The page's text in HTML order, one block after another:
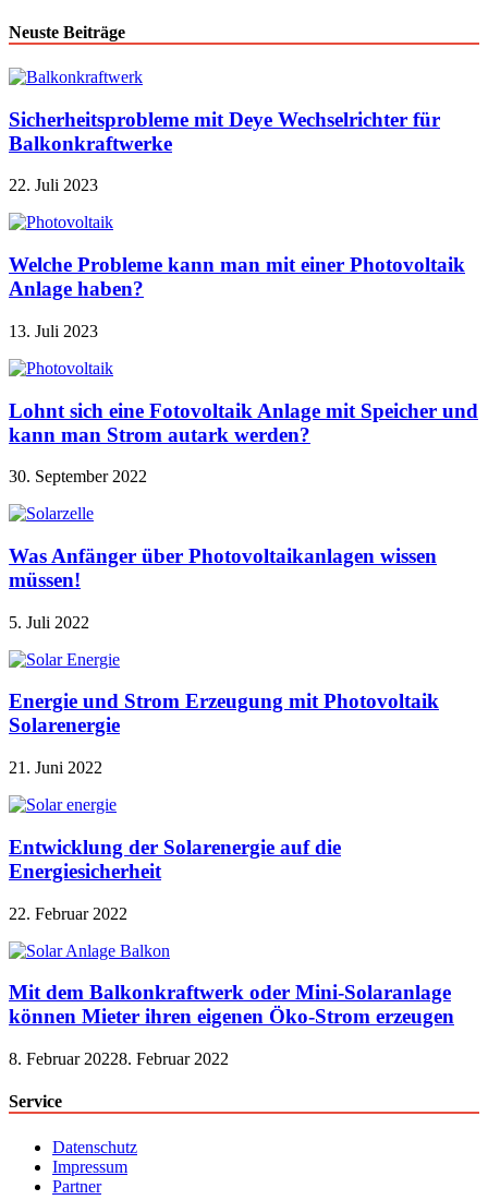
Neuste Beiträge
Sicherheitsprobleme mit Deye Wechselrichter für
Balkonkraftwerke
22. Juli 2023
Welche Probleme kann man mit einer Photovoltaik
Anlage haben?
13. Juli 2023
Lohnt sich eine Fotovoltaik Anlage mit Speicher und
kann man Strom autark werden?
30. September 2022
Was Anfänger über Photovoltaikanlagen wissen
müssen!
5. Juli 2022
Energie und Strom Erzeugung mit Photovoltaik
Solarenergie
21. Juni 2022
Entwicklung der Solarenergie auf die
Energiesicherheit
22. Februar 2022
Mit dem Balkonkraftwerk oder Mini-Solaranlage
können Mieter ihren eigenen Öko-Strom erzeugen
8. Februar 20228. Februar 2022
Service
Datenschutz
Impressum
Partner